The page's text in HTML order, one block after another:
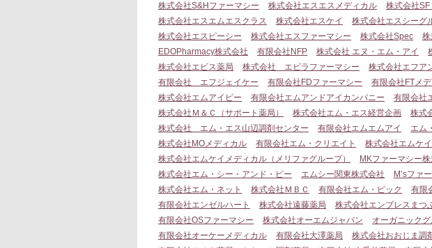
株式会社S&Hファーマシー
株式会社エスエスメディカル
株式会社SF
株式会社エスエムエスクラス
株式会社エスケイ 株式会社エスシーグ
株式会社エスピーシー
株式会社エスファーマシー 株式会社Spec
EDOPharmacy株式会社
有限会社NFP 株式会社 エヌ・エム・アイ
株式会社エビス薬局
株式会社 エビラファーマシー 株式会社エフア
有限会社 エフジェイケー
有限会社FDファーマシー 有限会社FTメ
株式会社エムアイピー
有限会社エムアンドアイカンパニー
有限会社
株式会社Ｍ＆Ｃ（サポート薬局）
株式会社エム・エス経営企画 株式
株式会社 エム・エス山辺調剤センター
有限会社エムエムアイ
エム
株式会社MOメディカル
有限会社エム・クリエイト
株式会社エムケ
株式会社エムケイメディカル（メリファグループ）
MKファーマシー
株式会社エム・シー・アンド・ピー
エムシー関東株式会社 M’sファ
株式会社エム・ネット
株式会社ＭＢＣ 有限会社エム・ピック 有限
有限会社エンゼルハート
株式会社遠藤薬局 株式会社エンブレスまつ
有限会社OSファーマシー
株式会社オーエムジャパン オーガニック
有限会社オーケーメディカル
有限会社大澤薬局 株式会社おおじま調